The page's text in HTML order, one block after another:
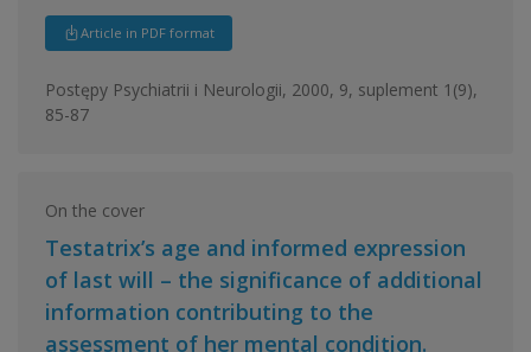
Article in PDF format
Postępy Psychiatrii i Neurologii, 2000, 9, suplement 1(9),
85-87
On the cover
Testatrix’s age and informed expression
of last will – the significance of additional
information contributing to the
assessment of her mental condition.